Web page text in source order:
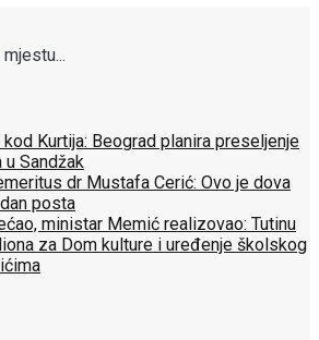
Kurtija: Beograd planira preseljenje
Sandžak
dr Mustafa Cerić: Ovo je dova
posta
ministar Memić realizovao: Tutinu
za Dom kulture i uređenje školskog